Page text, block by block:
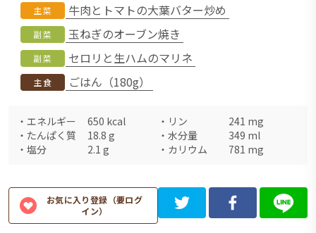
主菜 牛肉とトマトの大葉バター炒め
副菜 玉ねぎのオーブン焼き
副菜 セロリと生ハムのマリネ
主食 ごはん（180g）
・ エネルギー 650 kcal ・ リン 241 mg
・ たんぱく質 18.8 g ・ 水分量 349 ml
・ 塩分 2.1 g ・ カリウム 781 mg
お気に入り登録（要ログ
イン）